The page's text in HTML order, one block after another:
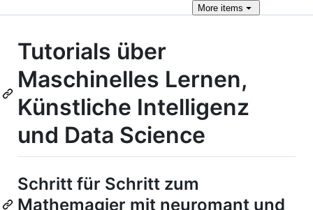
More items
Tutorials über
Maschinelles Lernen,
Künstliche Intelligenz
und Data Science
Schritt für Schritt zum
Mathemagier mit neuromant und